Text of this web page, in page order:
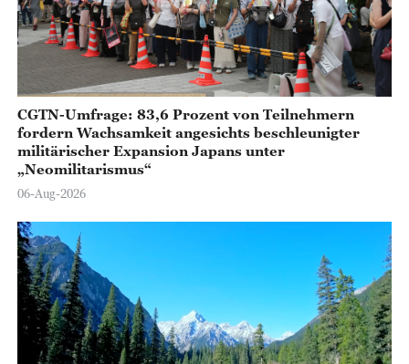
CGTN-Umfrage: 83,6 Prozent von Teilnehmern
fordern Wachsamkeit angesichts beschleunigter
militärischer Expansion Japans unter
„Neomilitarismus“
06-Aug-2026